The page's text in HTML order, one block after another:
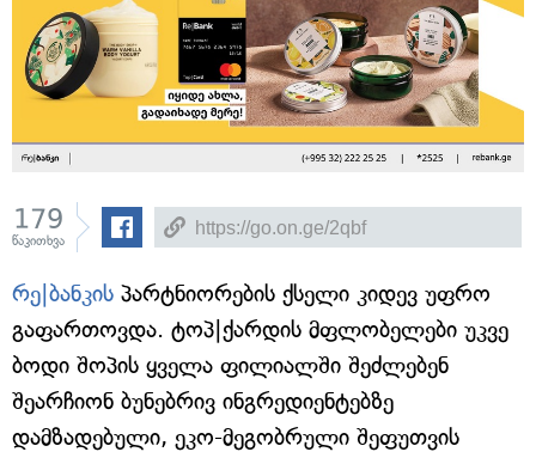
179
წაკითხვა
რე|ბანკის პარტნიორების ქსელი კიდევ უფრო
გაფართოვდა. ტოპ|ქარდის მფლობელები უკვე
ბოდი შოპის ყველა ფილიალში შეძლებენ
შეარჩიონ ბუნებრივ ინგრედიენტებზე
დამზადებული, ეკო-მეგობრული შეფუთვის